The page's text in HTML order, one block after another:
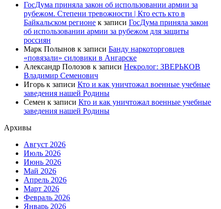
ГосДума приняла закон об использовании армии за
рубежом. Степени тревожности | Кто есть кто в
Байкальском регионе к записи ГосДума приняла закон
об использовании армии за рубежом для защиты
россиян
Марк Полынов к записи Банду наркоторговцев
«повязали» силовики в Ангарске
Александр Полозов к записи Некролог: ЗВЕРЬКОВ
Владимир Семенович
Игорь к записи Кто и как уничтожал военные учебные
заведения нашей Родины
Семен к записи Кто и как уничтожал военные учебные
заведения нашей Родины
Архивы
Август 2026
Июль 2026
Июнь 2026
Май 2026
Апрель 2026
Март 2026
Февраль 2026
Январь 2026